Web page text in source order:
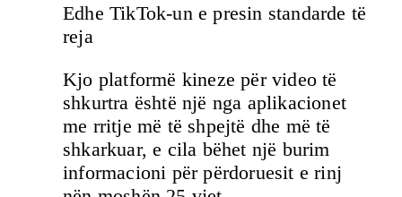
Edhe TikTok-un e presin standarde të
reja
Kjo platformë kineze për video të
shkurtra është një nga aplikacionet
me rritje më të shpejtë dhe më të
shkarkuar, e cila bëhet një burim
informacioni për përdoruesit e rinj